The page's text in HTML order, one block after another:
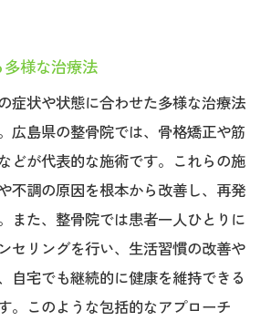
様な治療法
症状や状態に合わせた多様な治療法
広島県の整骨院では、骨格矯正や筋
どが代表的な施術です。これらの施
不調の原因を根本から改善し、再発
また、整骨院では患者一人ひとりに
セリングを行い、生活習慣の改善や
自宅でも継続的に健康を維持できる
。このような包括的なアプローチ